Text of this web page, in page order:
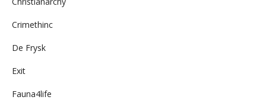
Crimethinc
De Frysk
Exit
Fauna4life